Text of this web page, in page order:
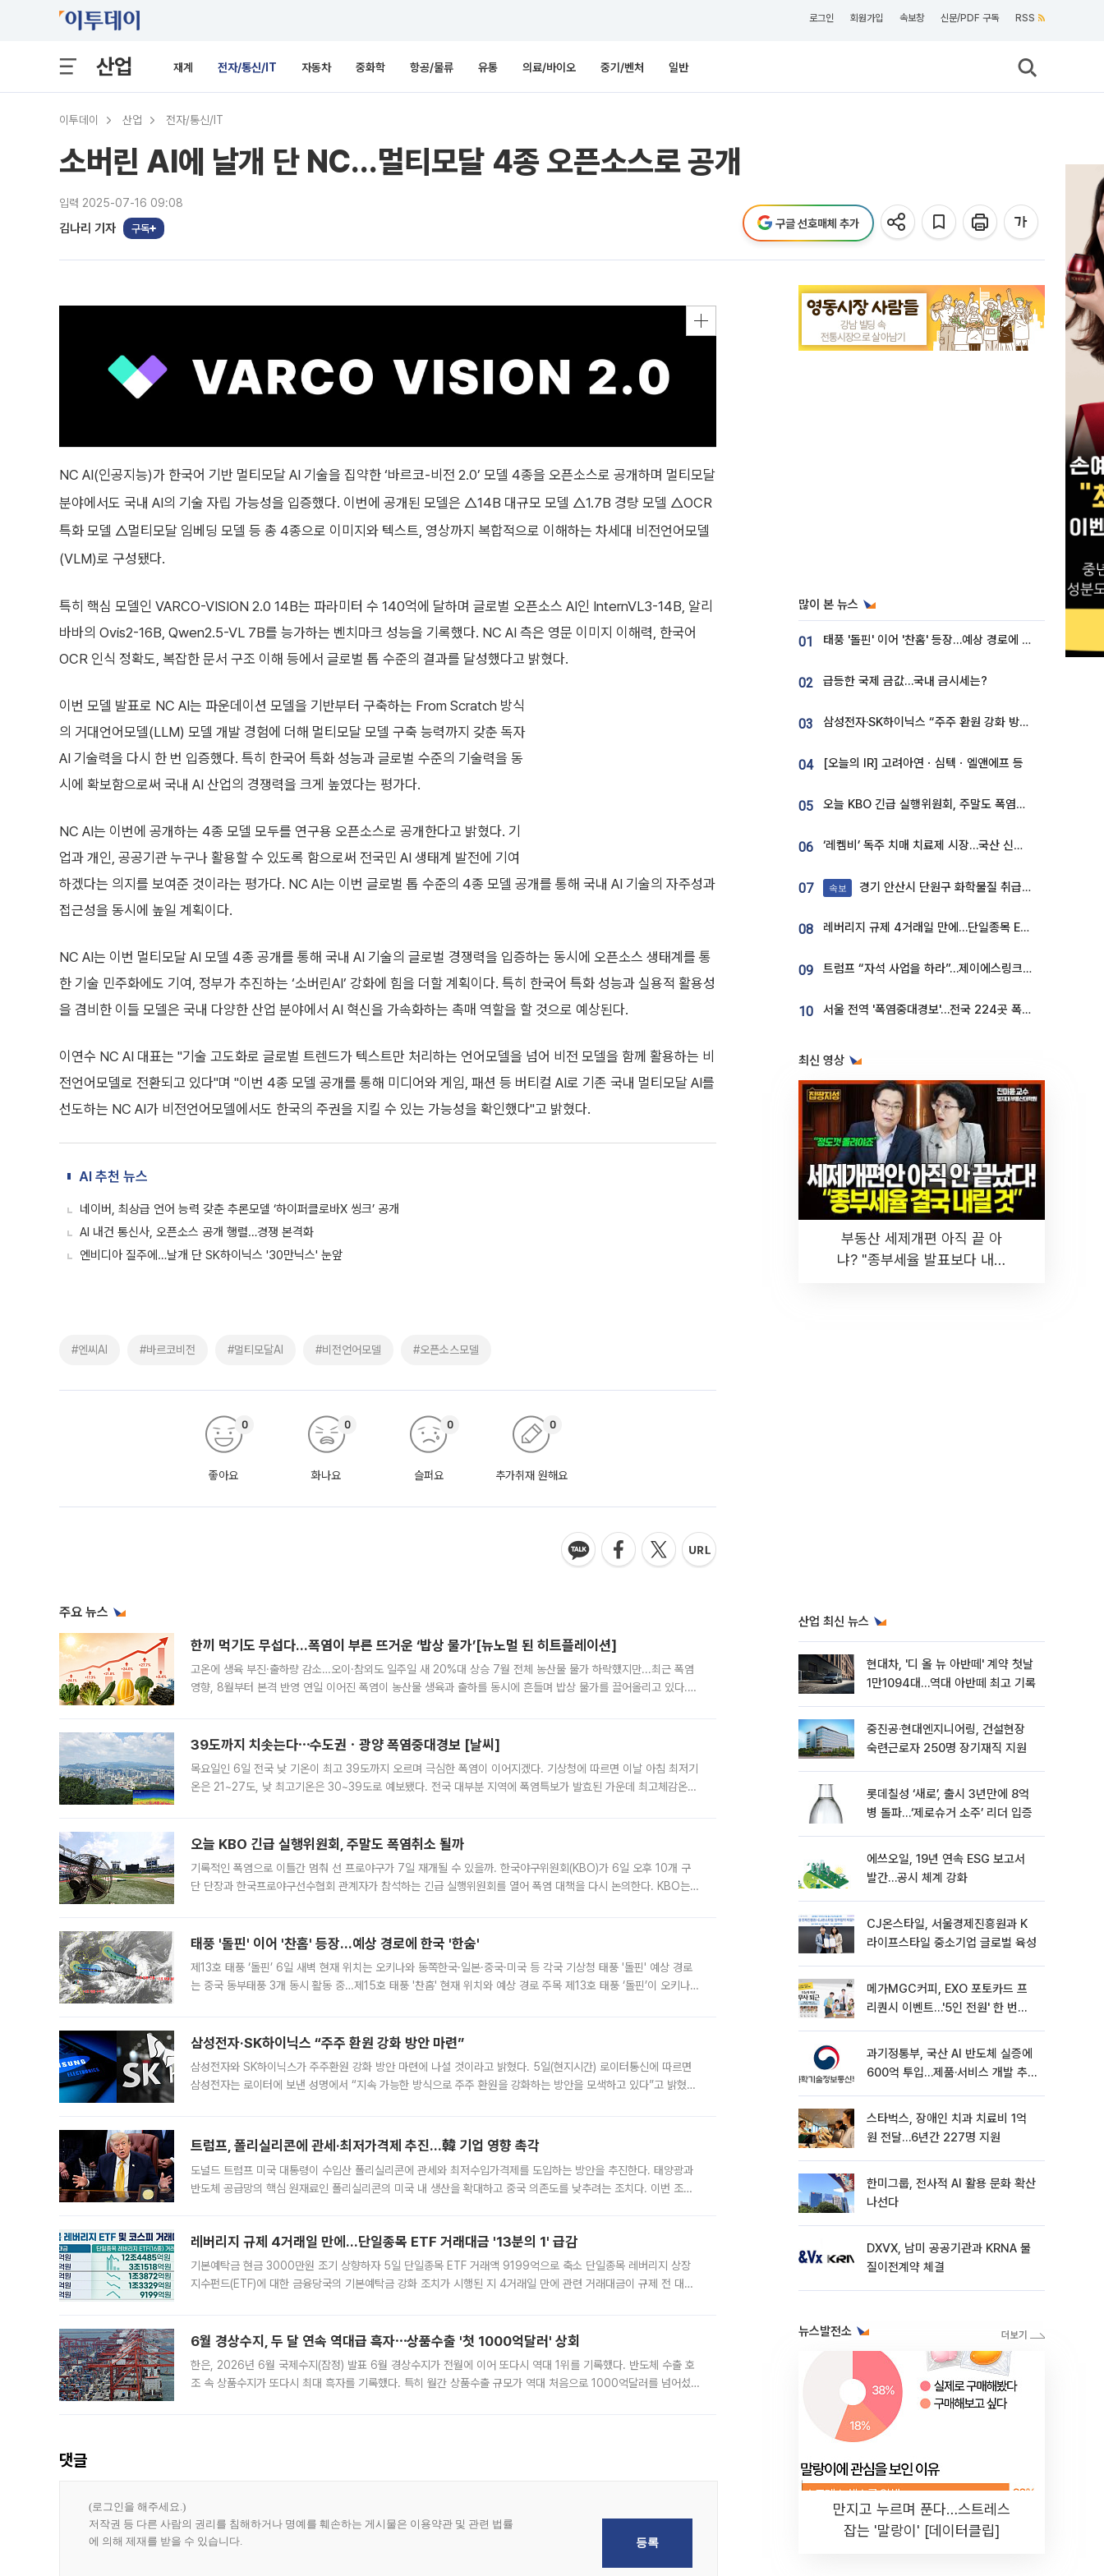
로그인 회원가입 속보창 신문/PDF 구독 RSS
산업 재계 전자/통신/IT 자동차 중화학 항공/물류 유통 의료/바이오 중기/벤처 일반
이투데이 산업 전자/통신/IT
소버린 AI에 날개 단 NC…멀티모달 4종 오픈소스로 공개
입력 2025-07-16 09:08
김나리 기자 구독 구글 선호매체 추가
NC AI(인공지능)가 한국어 기반 멀티모달 AI 기술을 집약한 ‘바르코-비전 2.0’ 모델 4종을 오픈소스로 공개하며 멀티모달
분야에서도 국내 AI의 기술 자립 가능성을 입증했다. 이번에 공개된 모델은 △14B 대규모 모델 △1.7B 경량 모델 △OCR
특화 모델 △멀티모달 임베딩 모델 등 총 4종으로 이미지와 텍스트, 영상까지 복합적으로 이해하는 차세대 비전언어모델
(VLM)로 구성됐다.
특히 핵심 모델인 VARCO-VISION 2.0 14B는 파라미터 수 140억에 달하며 글로벌 오픈소스 AI인 InternVL3-14B, 알리
바바의 Ovis2-16B, Qwen2.5-VL 7B를 능가하는 벤치마크 성능을 기록했다. NC AI 측은 영문 이미지 이해력, 한국어
OCR 인식 정확도, 복잡한 문서 구조 이해 등에서 글로벌 톱 수준의 결과를 달성했다고 밝혔다.
이번 모델 발표로 NC AI는 파운데이션 모델을 기반부터 구축하는 From Scratch 방식
의 거대언어모델(LLM) 모델 개발 경험에 더해 멀티모달 모델 구축 능력까지 갖춘 독자
AI 기술력을 다시 한 번 입증했다. 특히 한국어 특화 성능과 글로벌 수준의 기술력을 동
시에 확보함으로써 국내 AI 산업의 경쟁력을 크게 높였다는 평가다.
NC AI는 이번에 공개하는 4종 모델 모두를 연구용 오픈소스로 공개한다고 밝혔다. 기
업과 개인, 공공기관 누구나 활용할 수 있도록 함으로써 전국민 AI 생태계 발전에 기여
하겠다는 의지를 보여준 것이라는 평가다. NC AI는 이번 글로벌 톱 수준의 4종 모델 공개를 통해 국내 AI 기술의 자주성과
접근성을 동시에 높일 계획이다.
NC AI는 이번 멀티모달 AI 모델 4종 공개를 통해 국내 AI 기술의 글로벌 경쟁력을 입증하는 동시에 오픈소스 생태계를 통
한 기술 민주화에도 기여, 정부가 추진하는 ‘소버린AI’ 강화에 힘을 더할 계획이다. 특히 한국어 특화 성능과 실용적 활용성
을 겸비한 이들 모델은 국내 다양한 산업 분야에서 AI 혁신을 가속화하는 촉매 역할을 할 것으로 예상된다.
이연수 NC AI 대표는 "기술 고도화로 글로벌 트렌드가 텍스트만 처리하는 언어모델을 넘어 비전 모델을 함께 활용하는 비
전언어모델로 전환되고 있다"며 "이번 4종 모델 공개를 통해 미디어와 게임, 패션 등 버티컬 AI로 기존 국내 멀티모달 AI를
선도하는 NC AI가 비전언어모델에서도 한국의 주권을 지킬 수 있는 가능성을 확인했다"고 밝혔다.
AI 추천 뉴스
네이버, 최상급 언어 능력 갖춘 추론모델 ‘하이퍼클로바X 씽크’ 공개
AI 내건 통신사, 오픈소스 공개 행렬…경쟁 본격화
엔비디아 질주에…날개 단 SK하이닉스 '30만닉스' 눈앞
#엔씨AI #바르코비전 #멀티모달AI #비전언어모델 #오픈소스모델
좋아요
0
화나요
0
슬퍼요
0
추가취재 원해요
0
주요 뉴스
한끼 먹기도 무섭다...폭염이 부른 뜨거운 ‘밥상 물가’[뉴노멀 된 히트플레이션]
고온에 생육 부진·출하량 감소…오이·참외도 일주일 새 20%대 상승 7월 전체 농산물 물가 하락했지만...최근 폭염
영향, 8월부터 본격 반영 연일 이어진 폭염이 농산물 생육과 출하를 동시에 흔들며 밥상 물가를 끌어올리고 있다.
39도까지 치솟는다⋯수도권ㆍ광양 폭염중대경보 [날씨]
목요일인 6일 전국 낮 기온이 최고 39도까지 오르며 극심한 폭염이 이어지겠다. 기상청에 따르면 이날 아침 최저기
온은 21~27도, 낮 최고기온은 30~39도로 예보됐다. 전국 대부분 지역에 폭염특보가 발효된 가운데 최고체감온도
오늘 KBO 긴급 실행위원회, 주말도 폭염취소 될까
기록적인 폭염으로 이틀간 멈춰 선 프로야구가 7일 재개될 수 있을까. 한국야구위원회(KBO)가 6일 오후 10개 구
단 단장과 한국프로야구선수협회 관계자가 참석하는 긴급 실행위원회를 열어 폭염 대책을 다시 논의한다. KBO는
태풍 '돌핀' 이어 '찬홈' 등장…예상 경로에 한국 '한숨'
제13호 태풍 ‘돌핀’ 6일 새벽 현재 위치는 오키나와 동쪽한국·일본·중국·미국 등 각국 기상청 태풍 '돌핀' 예상 경로
는 중국 동부태풍 3개 동시 활동 중…제15호 태풍 '찬홈' 현재 위치와 예상 경로 주목 제13호 태풍 ‘돌핀’이 오키나와
삼성전자·SK하이닉스 “주주 환원 강화 방안 마련”
삼성전자와 SK하이닉스가 주주환원 강화 방안 마련에 나설 것이라고 밝혔다. 5일(현지시간) 로이터통신에 따르면
삼성전자는 로이터에 보낸 성명에서 “지속 가능한 방식으로 주주 환원을 강화하는 방안을 모색하고 있다”고 밝혔다.
트럼프, 폴리실리콘에 관세·최저가격제 추진…韓 기업 영향 촉각
도널드 트럼프 미국 대통령이 수입산 폴리실리콘에 관세와 최저수입가격제를 도입하는 방안을 추진한다. 태양광과
반도체 공급망의 핵심 원재료인 폴리실리콘의 미국 내 생산을 확대하고 중국 의존도를 낮추려는 조치다. 이번 조처
레버리지 규제 4거래일 만에…단일종목 ETF 거래대금 '13분의 1' 급감
기본예탁금 현금 3000만원 조기 상향하자 5일 단일종목 ETF 거래액 9199억으로 축소 단일종목 레버리지 상장
지수펀드(ETF)에 대한 금융당국의 기본예탁금 강화 조치가 시행된 지 4거래일 만에 관련 거래대금이 규제 전 대비
6월 경상수지, 두 달 연속 역대급 흑자⋯상품수출 '첫 1000억달러' 상회
한은, 2026년 6월 국제수지(잠정) 발표 6월 경상수지가 전월에 이어 또다시 역대 1위를 기록했다. 반도체 수출 호
조 속 상품수지가 또다시 최대 흑자를 기록했다. 특히 월간 상품수출 규모가 역대 처음으로 1000억달러를 넘어섰
댓글
많이 본 뉴스
01 태풍 '돌핀' 이어 '찬홈' 등장…예상 경로에 한국 '한숨'
02 급등한 국제 금값…국내 금시세는?
03 삼성전자·SK하이닉스 “주주 환원 강화 방안 마련”
04 [오늘의 IR] 고려아연ㆍ심텍ㆍ엘앤에프 등
05 오늘 KBO 긴급 실행위원회, 주말도 폭염취소 될까
06 ‘레켐비’ 독주 치매 치료제 시장…국산 신약 등장하나
07 속보 경기 안산시 단원구 화학물질 취급 공장서 연기 발생
08 레버리지 규제 4거래일 만에…단일종목 ETF 거래대금 '13분의 1' 급감
09 트럼프 “자석 사업을 하라”…제이에스링크, 비중국 영구자석 공급망 구축 속도
10 서울 전역 '폭염중대경보'…전국 224곳 폭염특보
최신 영상
부동산 세제개편 아직 끝 아
냐? "종부세율 발표보다 내릴
산업 최신 뉴스
현대차, '디 올 뉴 아반떼' 계약 첫날
1만1094대…역대 아반떼 최고 기록
중진공·현대엔지니어링, 건설현장
숙련근로자 250명 장기재직 지원
롯데칠성 ‘새로’, 출시 3년만에 8억
병 돌파…‘제로슈거 소주’ 리더 입증
에쓰오일, 19년 연속 ESG 보고서
발간…공시 체계 강화
CJ온스타일, 서울경제진흥원과 K
라이프스타일 중소기업 글로벌 육성
메가MGC커피, EXO 포토카드 프
리퀀시 이벤트…'5인 전원' 한 번에
과기정통부, 국산 AI 반도체 실증에
600억 투입…제품·서비스 개발 추
스타벅스, 장애인 치과 치료비 1억
원 전달…6년간 227명 지원
한미그룹, 전사적 AI 활용 문화 확산
나선다
DXVX, 남미 공공기관과 KRNA 물
질이전계약 체결
뉴스발전소
만지고 누르며 푼다…스트레스
잡는 '말랑이' [데이터클립]